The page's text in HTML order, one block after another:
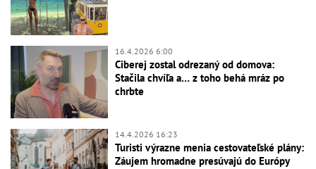
16.4.2026 6:00
Ciberej zostal odrezaný od domova:
Stačila chvíľa a… z toho behá mráz po
chrbte
14.4.2026 16:23
Turisti výrazne menia cestovateľské plány:
Záujem hromadne presúvajú do Európy